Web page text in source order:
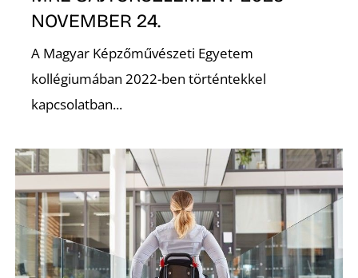
NOVEMBER 24.
A Magyar Képzőművészeti Egyetem
kollégiumában 2022-ben történtekkel
kapcsolatban...